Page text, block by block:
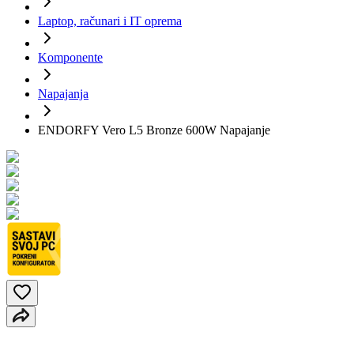
Laptop, računari i IT oprema
Komponente
Napajanja
ENDORFY Vero L5 Bronze 600W Napajanje